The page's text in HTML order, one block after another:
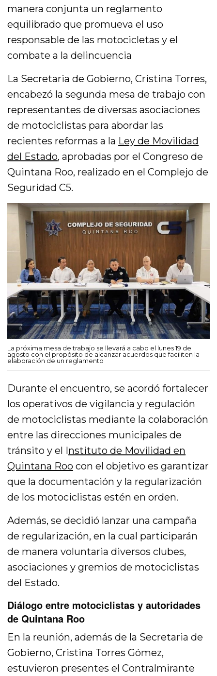
manera conjunta un reglamento
equilibrado que promueva el uso
responsable de las motocicletas y el
combate a la delincuencia
La Secretaria de Gobierno, Cristina Torres,
encabezó la segunda mesa de trabajo con
representantes de diversas asociaciones
de motociclistas para abordar las
recientes reformas a la Ley de Movilidad
del Estado, aprobadas por el Congreso de
Quintana Roo, realizado en el Complejo de
Seguridad C5.
La próxima mesa de trabajo se llevará a cabo el lunes 19 de
agosto con el propósito de alcanzar acuerdos que faciliten la
elaboración de un reglamento
Durante el encuentro, se acordó fortalecer
los operativos de vigilancia y regulación
de motociclistas mediante la colaboración
entre las direcciones municipales de
tránsito y el Instituto de Movilidad en
Quintana Roo con el objetivo es garantizar
que la documentación y la regularización
de los motociclistas estén en orden.
Además, se decidió lanzar una campaña
de regularización, en la cual participarán
de manera voluntaria diversos clubes,
asociaciones y gremios de motociclistas
del Estado.
Diálogo entre motociclistas y autoridades
de Quintana Roo
En la reunión, además de la Secretaria de
Gobierno, Cristina Torres Gómez,
estuvieron presentes el Contralmirante